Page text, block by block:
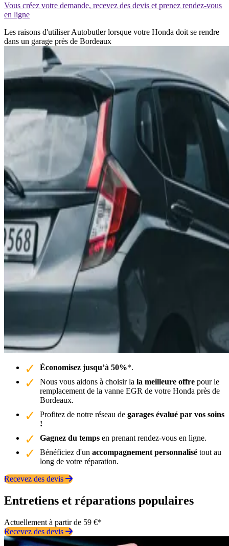
Vous créez votre demande, recevez des devis et prenez rendez-vous
en ligne
Les raisons d'utiliser Autobutler lorsque votre Honda doit se rendre
dans un garage près de Bordeaux
Économisez jusqu’à 50%*.
Nous vous aidons à choisir la la meilleure offre pour le
remplacement de la vanne EGR de votre Honda près de
Bordeaux.
Profitez de notre réseau de garages évalué par vos soins
!
Gagnez du temps en prenant rendez-vous en ligne.
Bénéficiez d'un accompagnement personnalisé tout au
long de votre réparation.
Recevez des devis
Entretiens et réparations populaires
Actuellement à partir de 59 €*
Recevez des devis